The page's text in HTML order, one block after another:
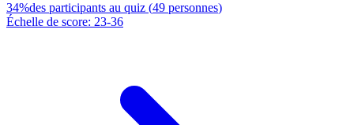
34%des participants au quiz (49 personnes)
Échelle de score: 23-36